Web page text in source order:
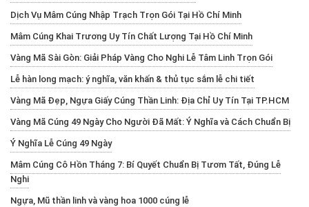
Dịch Vụ Mâm Cúng Nhập Trạch Trọn Gói Tại Hồ Chí Minh
Mâm Cúng Khai Trương Uy Tín Chất Lượng Tại Hồ Chí Minh
Vàng Mã Sài Gòn: Giải Pháp Vàng Cho Nghi Lễ Tâm Linh Trọn Gói
Lễ hàn long mạch: ý nghĩa, văn khấn & thủ tục sắm lễ chi tiết
Vàng Mã Đẹp, Ngựa Giấy Cúng Thần Linh: Địa Chỉ Uy Tín Tại TP.HCM
Vàng Mã Cúng 49 Ngày Cho Người Đã Mất: Ý Nghĩa và Cách Chuẩn Bị
Ý Nghĩa Lễ Cúng 49 Ngày
Mâm Cúng Cô Hồn Tháng 7: Bí Quyết Chuẩn Bị Tươm Tất, Đúng Lễ
Nghi
Ngựa, Mũ thần linh và vàng hoa 1000 cúng lễ